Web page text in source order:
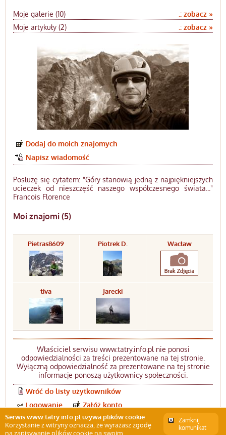
Serwis www.tatry.info.pl używa plików cookie
Korzystanie z witryny oznacza, że wyrażasz zgodę
na zapisywanie plików cookie na swoim
Zamknij
komunikat
Moje galerie (10)
.: zobacz »
Moje artykuły (2)
.: zobacz »
Dodaj do moich znajomych
Napisz wiadomość
Posłużę się cytatem: "Góry stanowią jedną z najpiękniejszych
ucieczek od nieszczęść naszego współczesnego świata..."
Francois Florence
Moi znajomi (5)
Pietras8609 Piotrek D. Wacław
tiva Jarecki
Właściciel serwisu www.tatry.info.pl nie ponosi
odpowiedzialności za treści prezentowane na tej stronie.
Wyłączną odpowiedzialność za prezentowane na tej stronie
informacje ponoszą użytkownicy społeczności.
Wróć do listy użytkowników
Logowanie
Załóż konto